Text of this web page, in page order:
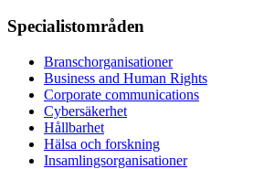
Specialistområden
Branschorganisationer
Business and Human Rights
Corporate communications
Cybersäkerhet
Hållbarhet
Hälsa och forskning
Insamlingsorganisationer